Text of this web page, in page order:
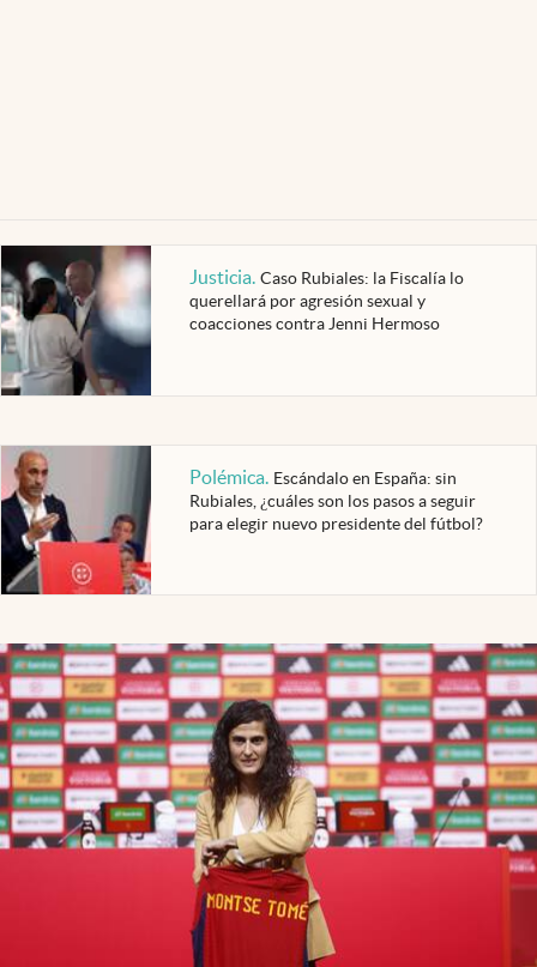
Justicia. Caso Rubiales: la Fiscalía lo
querellará por agresión sexual y
coacciones contra Jenni Hermoso
Polémica. Escándalo en España: sin
Rubiales, ¿cuáles son los pasos a seguir
para elegir nuevo presidente del fútbol?